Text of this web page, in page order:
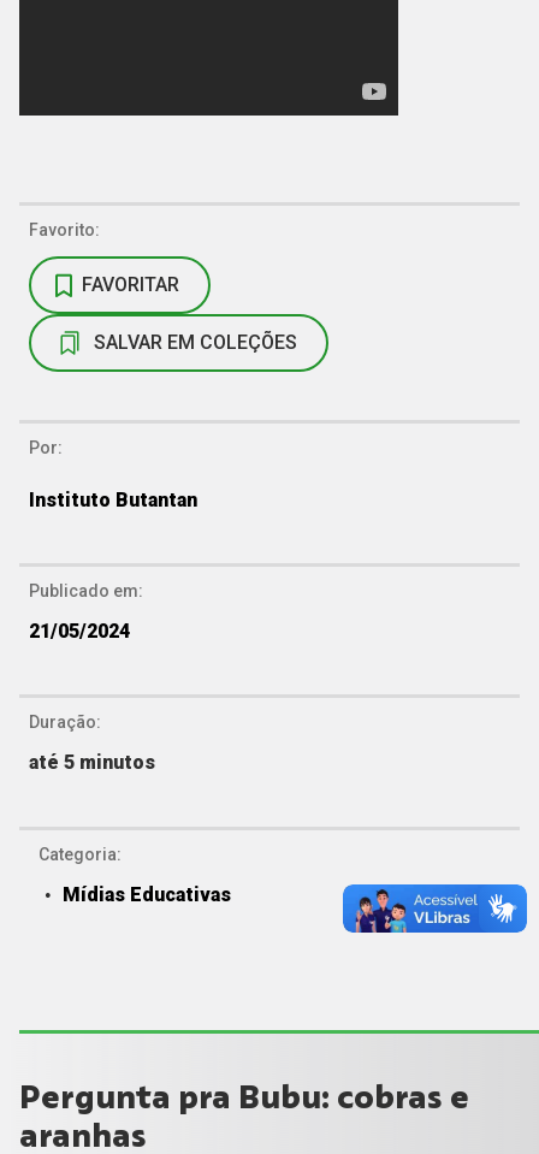
Favorito:
FAVORITAR
SALVAR EM COLEÇÕES
Por:
Instituto Butantan
Publicado em:
21/05/2024
Duração:
até 5 minutos
Categoria:
Mídias Educativas
Pergunta pra Bubu: cobras e
aranhas